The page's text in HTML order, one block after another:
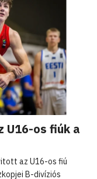
U16-os fiúk a
az U16-os fiú
B-divíziós